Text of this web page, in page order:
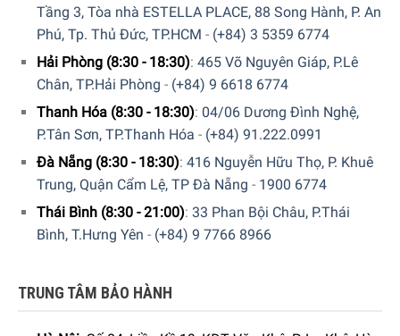
Hiện tại sản phẩm đang được bày bán tại hệ thống
showroom cửa hàng của Gia dụng Đức Sài Gòn trên toàn
quốc. Quý vị hãy gọi điện trực tiếp vào Hotline:
6774hoặc039 222 6774 để nhận được những tư vấn chi
tiết và đặt mua sản phẩm. Hoặc đặt hàng trực tiếp trên
website. Nhân viên tổng đài của Gia dụng Đức Sài Gòn sẽ
gọi lại để xác nhận đơn hàng với quý khách.
GIA DỤNG ĐỨC SÀI GÒN CAM KẾT:
Giao hàng nhanh chóng toàn quốc.
Hàng đúng nguồn gốc, chính hãng, nhập khẩu Đức &
Tầng 3, Tòa nhà ESTELLA PLACE, 88 Song Hành, P. An
Phú, Tp. Thủ Đức, TP.HCM - (+84) 3 5359 6774
Hải Phòng (8:30 - 18:30): 465 Võ Nguyên Giáp, P.Lê
Chân, TP.Hải Phòng - (+84) 9 6618 6774
Thanh Hóa (8:30 - 18:30): 04/06 Dương Đình Nghệ,
P.Tân Sơn, TP.Thanh Hóa - (+84) 91.222.0991
Đà Nẵng (8:30 - 18:30): 416 Nguyễn Hữu Thọ, P. Khuê
Trung, Quận Cẩm Lệ, TP Đà Nẵng - 1900 6774
Thái Bình (8:30 - 21:00): 33 Phan Bội Châu, P.Thái
Bình, T.Hưng Yên - (+84) 9 7766 8966
TRUNG TÂM BẢO HÀNH